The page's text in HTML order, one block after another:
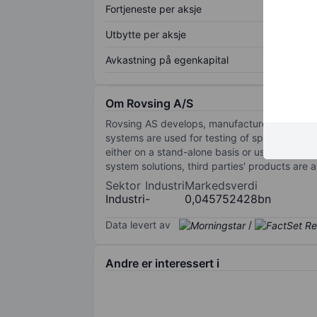
Fortjeneste per aksje
Utbytte per aksje
Avkastning på egenkapital
Om Rovsing A/S
Rovsing AS develops, manufactures and
systems are used for testing of spacecraft
either on a stand-alone basis or used as
system solutions, third parties' products are
Sektor
Industri
Industri
-
Markedsverdi
0,045752428bn
Data levert av /
Andre er interessert i